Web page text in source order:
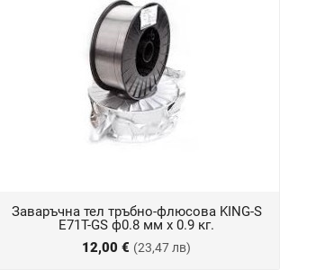
Заваръчна тел тръбно-флюсова KING-S
E71T-GS ф0.8 мм х 0.9 кг.
12,00 € (23,47 лв)